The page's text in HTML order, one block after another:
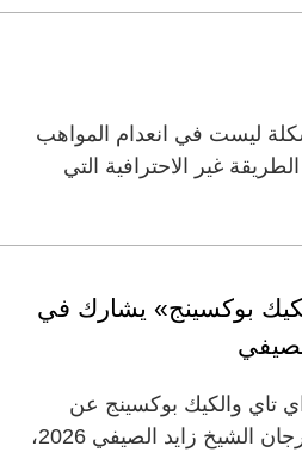
ليست في انعدام المواهب
غير الاحترافية التي
بوكسينج» يشارك في
تاي والكيك بوكسينج عن
مشاركته في فعاليات مهرجان الشيخ زايد الصيفي 2026،